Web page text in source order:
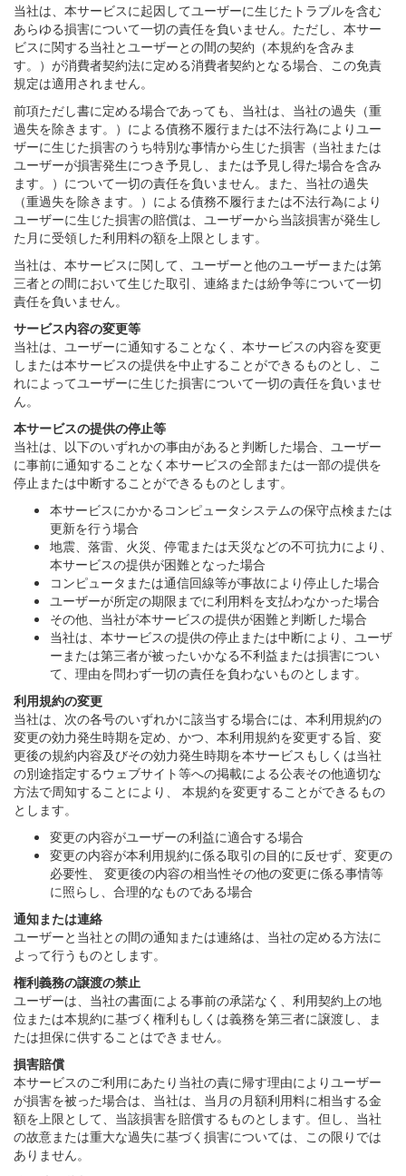
当社は、本サービスに起因してユーザーに生じたトラブルを含む
あらゆる損害について一切の責任を負いません。ただし、本サー
ビスに関する当社とユーザーとの間の契約（本規約を含みま
す。）が消費者契約法に定める消費者契約となる場合、この免責
規定は適用されません。
前項ただし書に定める場合であっても、当社は、当社の過失（重
過失を除きます。）による債務不履行または不法行為によりユー
ザーに生じた損害のうち特別な事情から生じた損害（当社または
ユーザーが損害発生につき予見し、または予見し得た場合を含み
ます。）について一切の責任を負いません。また、当社の過失
（重過失を除きます。）による債務不履行または不法行為により
ユーザーに生じた損害の賠償は、ユーザーから当該損害が発生し
た月に受領した利用料の額を上限とします。
当社は、本サービスに関して、ユーザーと他のユーザーまたは第
三者との間において生じた取引、連絡または紛争等について一切
責任を負いません。
サービス内容の変更等
当社は、ユーザーに通知することなく、本サービスの内容を変更
しまたは本サービスの提供を中止することができるものとし、こ
れによってユーザーに生じた損害について一切の責任を負いませ
ん。
本サービスの提供の停止等
当社は、以下のいずれかの事由があると判断した場合、ユーザー
に事前に通知することなく本サービスの全部または一部の提供を
停止または中断することができるものとします。
本サービスにかかるコンピュータシステムの保守点検または
更新を行う場合
地震、落雷、火災、停電または天災などの不可抗力により、
本サービスの提供が困難となった場合
コンピュータまたは通信回線等が事故により停止した場合
ユーザーが所定の期限までに利用料を支払わなかった場合
その他、当社が本サービスの提供が困難と判断した場合
当社は、本サービスの提供の停止または中断により、ユーザ
ーまたは第三者が被ったいかなる不利益または損害につい
て、理由を問わず一切の責任を負わないものとします。
利用規約の変更
当社は、次の各号のいずれかに該当する場合には、本利用規約の
変更の効力発生時期を定め、かつ、本利用規約を変更する旨、変
更後の規約内容及びその効力発生時期を本サービスもしくは当社
の別途指定するウェブサイト等への掲載による公表その他適切な
方法で周知することにより、 本規約を変更することができるもの
とします。
変更の内容がユーザーの利益に適合する場合
変更の内容が本利用規約に係る取引の目的に反せず、変更の
必要性、 変更後の内容の相当性その他の変更に係る事情等
に照らし、合理的なものである場合
通知または連絡
ユーザーと当社との間の通知または連絡は、当社の定める方法に
よって行うものとします。
権利義務の譲渡の禁止
ユーザーは、当社の書面による事前の承諾なく、利用契約上の地
位または本規約に基づく権利もしくは義務を第三者に譲渡し、ま
たは担保に供することはできません。
損害賠償
本サービスのご利用にあたり当社の責に帰す理由によりユーザー
が損害を被った場合は、当社は、当月の月額利用料に相当する金
額を上限として、当該損害を賠償するものとします。但し、当社
の故意または重大な過失に基づく損害については、この限りでは
ありません。